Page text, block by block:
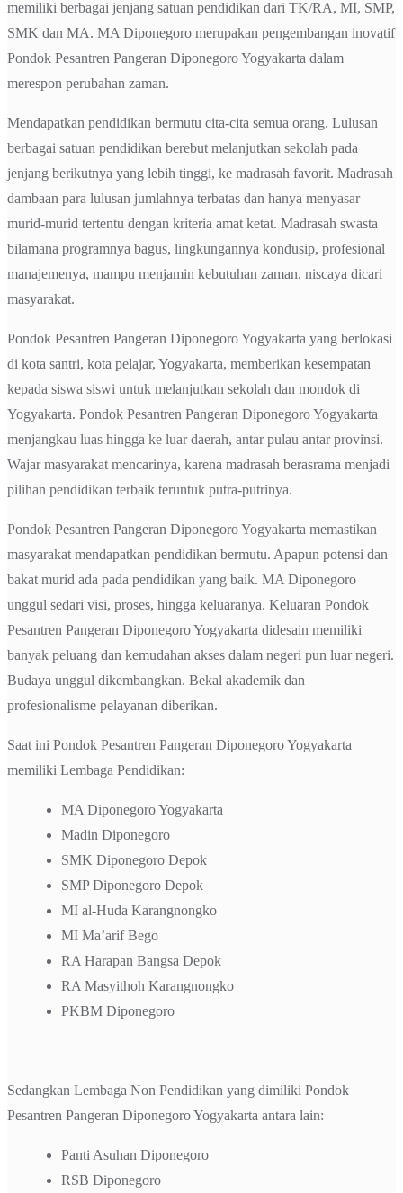
memiliki berbagai jenjang satuan pendidikan dari TK/RA, MI, SMP,
SMK dan MA. MA Diponegoro merupakan pengembangan inovatif
Pondok Pesantren Pangeran Diponegoro Yogyakarta dalam
merespon perubahan zaman.
Mendapatkan pendidikan bermutu cita-cita semua orang. Lulusan
berbagai satuan pendidikan berebut melanjutkan sekolah pada
jenjang berikutnya yang lebih tinggi, ke madrasah favorit. Madrasah
dambaan para lulusan jumlahnya terbatas dan hanya menyasar
murid-murid tertentu dengan kriteria amat ketat. Madrasah swasta
bilamana programnya bagus, lingkungannya kondusip, profesional
manajemenya, mampu menjamin kebutuhan zaman, niscaya dicari
masyarakat.
Pondok Pesantren Pangeran Diponegoro Yogyakarta yang berlokasi
di kota santri, kota pelajar, Yogyakarta, memberikan kesempatan
kepada siswa siswi untuk melanjutkan sekolah dan mondok di
Yogyakarta. Pondok Pesantren Pangeran Diponegoro Yogyakarta
menjangkau luas hingga ke luar daerah, antar pulau antar provinsi.
Wajar masyarakat mencarinya, karena madrasah berasrama menjadi
pilihan pendidikan terbaik teruntuk putra-putrinya.
Pondok Pesantren Pangeran Diponegoro Yogyakarta memastikan
masyarakat mendapatkan pendidikan bermutu. Apapun potensi dan
bakat murid ada pada pendidikan yang baik. MA Diponegoro
unggul sedari visi, proses, hingga keluaranya. Keluaran Pondok
Pesantren Pangeran Diponegoro Yogyakarta didesain memiliki
banyak peluang dan kemudahan akses dalam negeri pun luar negeri.
Budaya unggul dikembangkan. Bekal akademik dan
profesionalisme pelayanan diberikan.
Saat ini Pondok Pesantren Pangeran Diponegoro Yogyakarta
memiliki Lembaga Pendidikan:
MA Diponegoro Yogyakarta
Madin Diponegoro
SMK Diponegoro Depok
SMP Diponegoro Depok
MI al-Huda Karangnongko
MI Ma’arif Bego
RA Harapan Bangsa Depok
RA Masyithoh Karangnongko
PKBM Diponegoro
Sedangkan Lembaga Non Pendidikan yang dimiliki Pondok
Pesantren Pangeran Diponegoro Yogyakarta antara lain:
Panti Asuhan Diponegoro
RSB Diponegoro